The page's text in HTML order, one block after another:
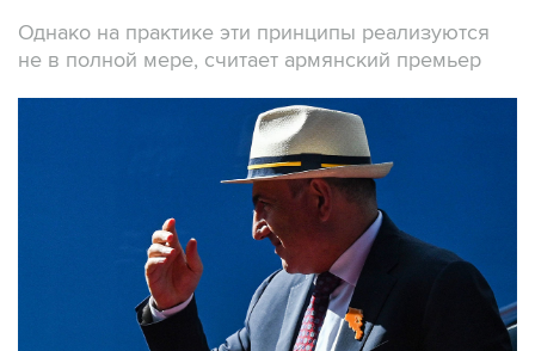
Однако на практике эти принципы реализуются
не в полной мере, считает армянский премьер